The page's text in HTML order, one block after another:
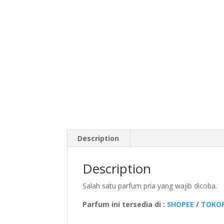
Description
Description
Salah satu parfum pria yang wajib dicoba.
Parfum ini tersedia di : SHOPEE /